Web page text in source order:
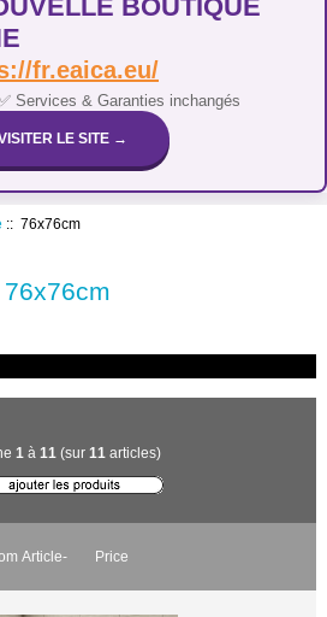
BOUTIQUE
fr.eaica.eu/
Services & Garanties inchangés
LE SITE →
:: 76x76cm
76x76cm
1 à 11 (sur 11 articles)
Article- Price